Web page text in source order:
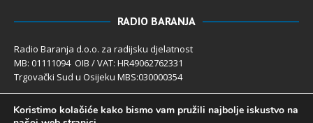
RADIO BARANJA
Radio Baranja d.o.o. za radijsku djelatnost
MB: 01111094 OIB / VAT: HR49062762331
Trgovački Sud u Osijeku MBS:030000354
Temeljni kapital 2.600,00 € uplaćen u cijelosti
Poslovni račun PBZ: 2340009-1100121402
Koristimo kolačiće kako bismo vam pružili najbolje iskustvo na